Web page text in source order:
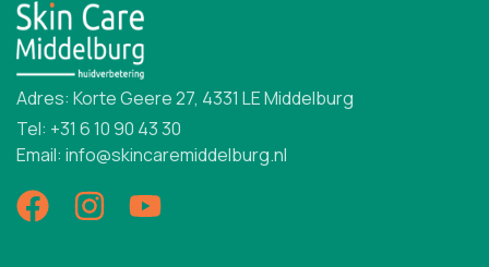
Adres: Korte Geere 27, 4331 LE Middelburg
Tel: +31 6 10 90 43 30
Email: info@skincaremiddelburg.nl